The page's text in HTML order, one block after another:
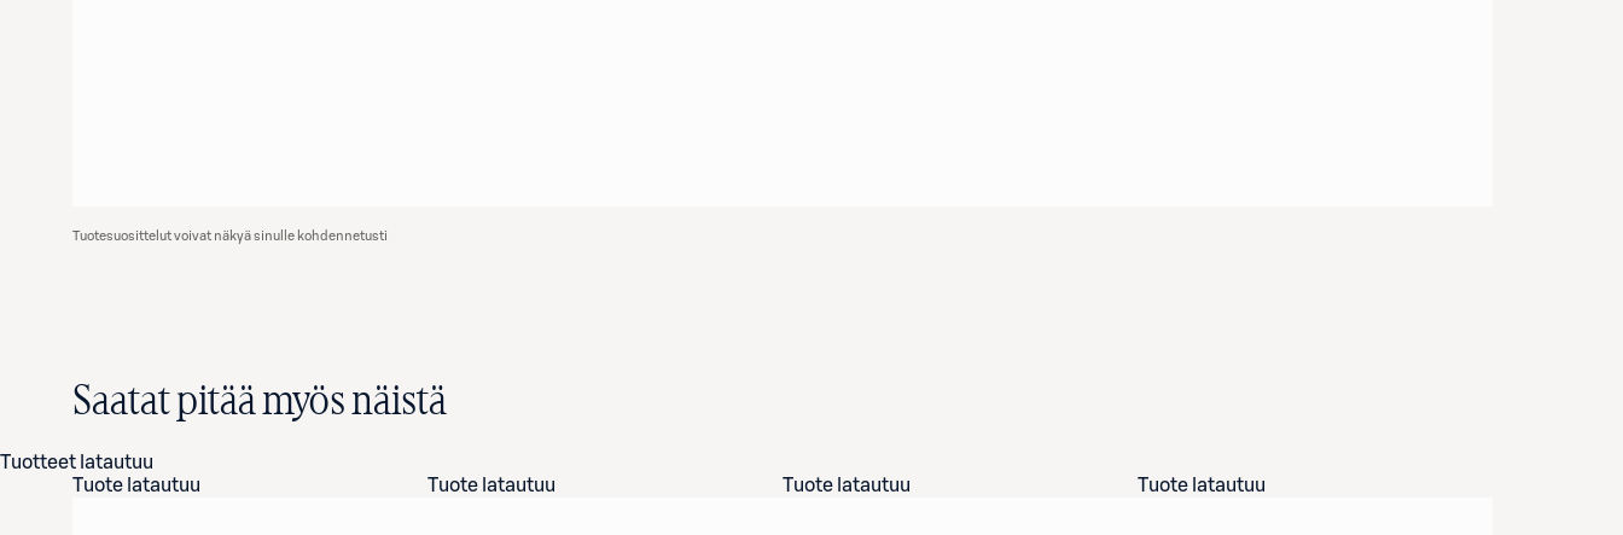
Tuotesuosittelut voivat näkyä sinulle kohdennetusti
Saatat pitää myös näistä
Tuotteet latautuu
Tuote latautuu
Tuote latautuu Tuote latautuu Tuote latautuu